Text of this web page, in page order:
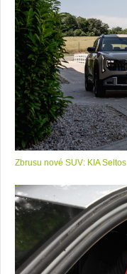
Zbrusu nové SUV: KIA Seltos